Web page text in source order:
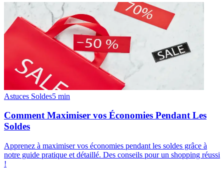
Astuces Soldes5 min
Comment Maximiser vos Économies Pendant Les
Soldes
Apprenez à maximiser vos économies pendant les soldes grâce à
notre guide pratique et détaillé. Des conseils pour un shopping réussi
!